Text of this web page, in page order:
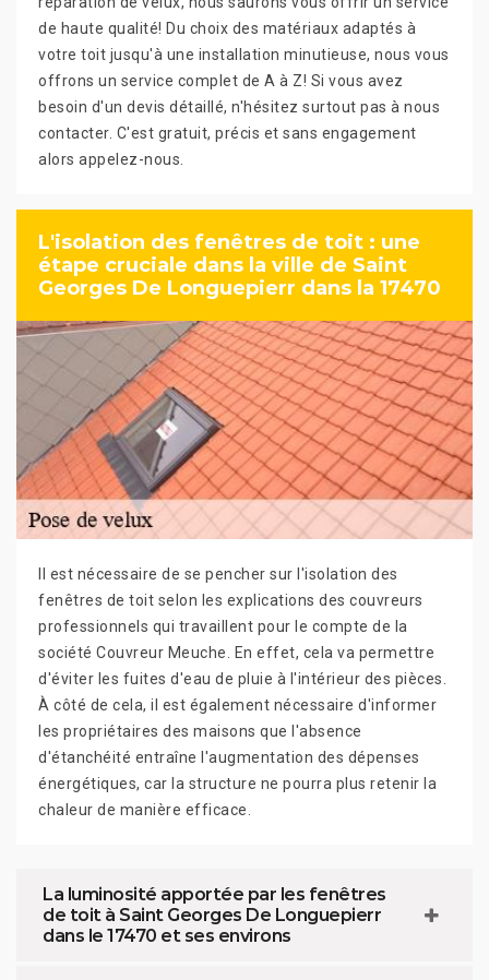
de haute qualité! Du choix des matériaux adaptés à
votre toit jusqu'à une installation minutieuse, nous vous
offrons un service complet de A à Z! Si vous avez
besoin d'un devis détaillé, n'hésitez surtout pas à nous
contacter. C'est gratuit, précis et sans engagement
alors appelez-nous.
L'isolation des fenêtres de toit : une
étape cruciale dans la ville de Saint
Georges De Longuepierr dans la 17470
Il est nécessaire de se pencher sur l'isolation des
fenêtres de toit selon les explications des couvreurs
professionnels qui travaillent pour le compte de la
société Couvreur Meuche. En effet, cela va permettre
d'éviter les fuites d'eau de pluie à l'intérieur des pièces.
À côté de cela, il est également nécessaire d'informer
les propriétaires des maisons que l'absence
d'étanchéité entraîne l'augmentation des dépenses
énergétiques, car la structure ne pourra plus retenir la
chaleur de manière efficace.
La luminosité apportée par les fenêtres
de toit à Saint Georges De Longuepierr
dans le 17470 et ses environs